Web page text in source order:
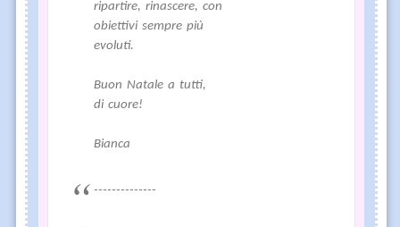
ripartire, rinascere, con
obiettivi sempre più
evoluti.
Buon Natale a tutti,
di cuore!
Bianca
--------------